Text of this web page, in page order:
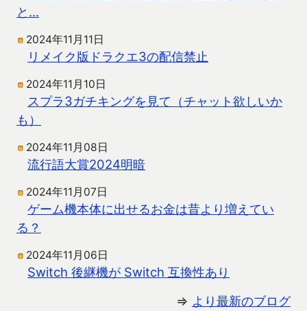
と…
2024年11月11日
リメイク版ドラクエ3の配信禁止
2024年11月10日
スプラ3ガチキングを見て（チャット欲しいか
も）
2024年11月08日
流行語大賞2024明暗
2024年11月07日
ゲーム機本体に出せるお金は昔より増えてい
る？
2024年11月06日
Switch 後継機が Switch 互換性あり
⇒ より最新のブログ